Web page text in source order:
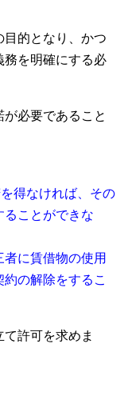
的となり、かつ
務を明確にする必
必要であること
得なければ、その
ることができな
に賃借物の使用
の解除をするこ
許可を求めま